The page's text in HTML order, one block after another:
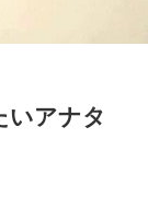
いアナタ